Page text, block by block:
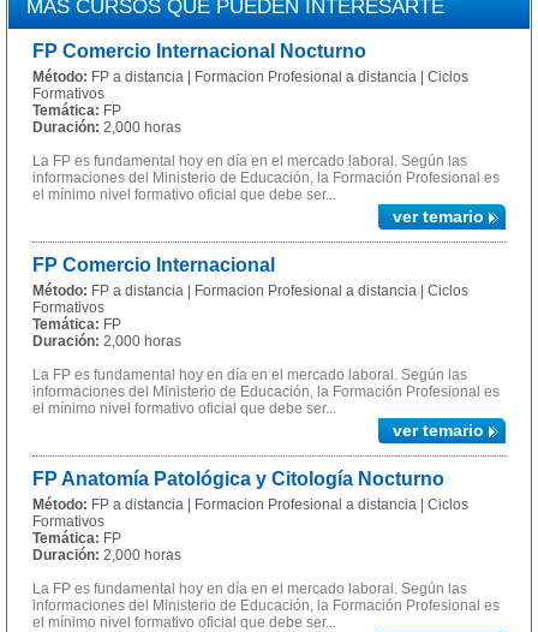
MÁS CURSOS QUE PUEDEN INTERESARTE
FP Comercio Internacional Nocturno
Método: FP a distancia | Formacion Profesional a distancia | Ciclos
Formativos
Temática: FP
Duración: 2,000 horas
La FP es fundamental hoy en día en el mercado laboral. Según las
informaciones del Ministerio de Educación, la Formación Profesional es
el mínimo nivel formativo oficial que debe ser...
ver temario
FP Comercio Internacional
Método: FP a distancia | Formacion Profesional a distancia | Ciclos
Formativos
Temática: FP
Duración: 2,000 horas
La FP es fundamental hoy en día en el mercado laboral. Según las
informaciones del Ministerio de Educación, la Formación Profesional es
el mínimo nivel formativo oficial que debe ser...
ver temario
FP Anatomía Patológica y Citología Nocturno
Método: FP a distancia | Formacion Profesional a distancia | Ciclos
Formativos
Temática: FP
Duración: 2,000 horas
La FP es fundamental hoy en día en el mercado laboral. Según las
informaciones del Ministerio de Educación, la Formación Profesional es
el mínimo nivel formativo oficial que debe ser...